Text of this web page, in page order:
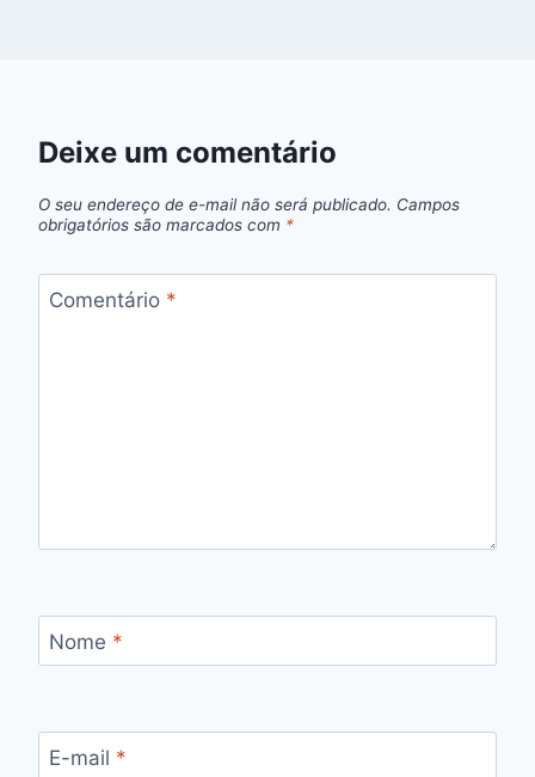
Deixe um comentário
O seu endereço de e-mail não será publicado. Campos
obrigatórios são marcados com *
Comentário *
Nome *
E-mail *